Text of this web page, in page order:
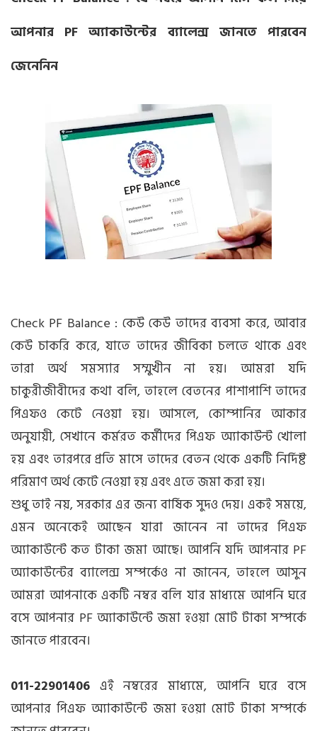
আপনার PF অ্যাকাউন্টের ব্যালেন্স জানতে পারবেন
জেনেনিন
Check PF Balance : কেউ কেউ তাদের ব্যবসা করে, আবার
কেউ চাকরি করে, যাতে তাদের জীবিকা চলতে থাকে এবং
তারা অর্থ সমস্যার সম্মুখীন না হয়। আমরা যদি
চাকুরীজীবীদের কথা বলি, তাহলে বেতনের পাশাপাশি তাদের
পিএফও কেটে নেওয়া হয়। আসলে, কোম্পানির আকার
অনুযায়ী, সেখানে কর্মরত কর্মীদের পিএফ অ্যাকাউন্ট খোলা
হয় এবং তারপরে প্রতি মাসে তাদের বেতন থেকে একটি নির্দিষ্ট
পরিমাণ অর্থ কেটে নেওয়া হয় এবং এতে জমা করা হয়।
শুধু তাই নয়, সরকার এর জন্য বার্ষিক সুদও দেয়। একই সময়ে,
এমন অনেকেই আছেন যারা জানেন না তাদের পিএফ
অ্যাকাউন্টে কত টাকা জমা আছে। আপনি যদি আপনার PF
অ্যাকাউন্টের ব্যালেন্স সম্পর্কেও না জানেন, তাহলে আসুন
আমরা আপনাকে একটি নম্বর বলি যার মাধ্যমে আপনি ঘরে
বসে আপনার PF অ্যাকাউন্টে জমা হওয়া মোট টাকা সম্পর্কে
জানতে পারবেন।
011-22901406 এই নম্বরের মাধ্যমে, আপনি ঘরে বসে
আপনার পিএফ অ্যাকাউন্টে জমা হওয়া মোট টাকা সম্পর্কে